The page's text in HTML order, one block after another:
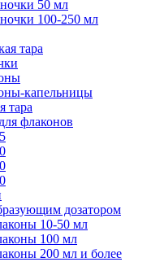
50 мл
100-250 мл
тара
капельницы
тара
флаконов
дозатором
10-50 мл
100 мл
200 мл и более